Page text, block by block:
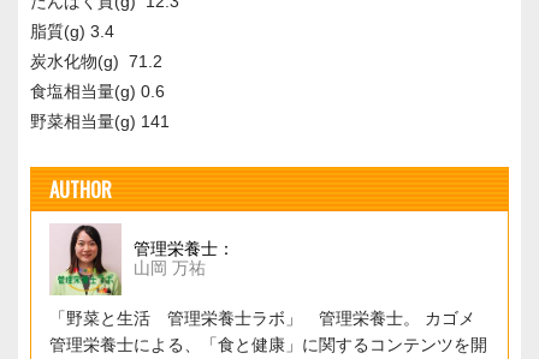
脂質(g) 3.4
炭水化物(g) 71.2
食塩相当量(g) 0.6
野菜相当量(g) 141
AUTHOR
管理栄養士：
山岡 万祐
「野菜と生活 管理栄養士ラボ」 管理栄養士。 カゴメ
管理栄養士による、「食と健康」に関するコンテンツを開